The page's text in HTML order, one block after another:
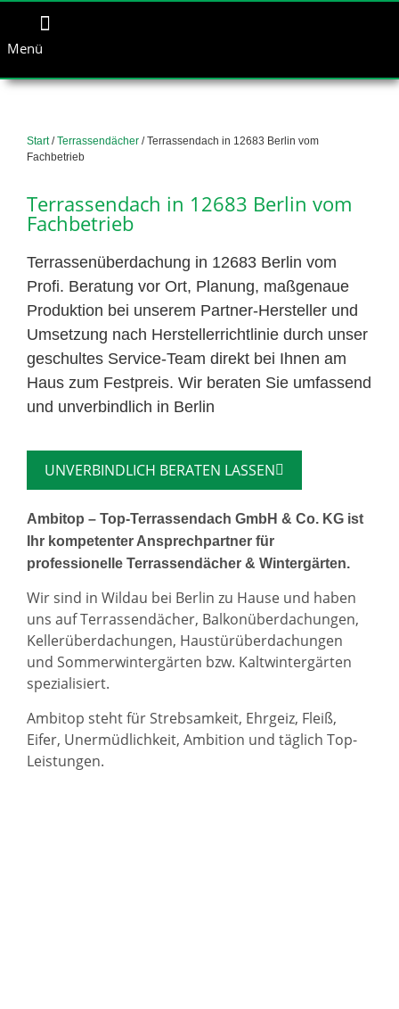
Menü
Start/Terrassendächer / Terrassendach in 12683 Berlin vom
Fachbetrieb
Terrassendach in 12683 Berlin vom
Fachbetrieb
Terrassenüberdachung in 12683 Berlin vom
Profi. Beratung vor Ort, Planung, maßgenaue
Produktion bei unserem Partner-Hersteller und
Umsetzung nach Herstellerrichtlinie durch unser
geschultes Service-Team direkt bei Ihnen am
Haus zum Festpreis. Wir beraten Sie umfassend
und unverbindlich in Berlin
UNVERBINDLICH BERATEN LASSEN
Ambitop – Top-Terrassendach GmbH & Co. KG ist
Ihr kompetenter Ansprechpartner für
professionelle Terrassendächer & Wintergärten.
Wir sind in Wildau bei Berlin zu Hause und haben
uns auf Terrassendächer, Balkonüberdachungen,
Kellerüberdachungen, Haustürüberdachungen
und Sommerwintergärten bzw. Kaltwintergärten
spezialisiert.
Ambitop steht für Strebsamkeit, Ehrgeiz, Fleiß,
Eifer, Unermüdlichkeit, Ambition und täglich Top-
Leistungen.